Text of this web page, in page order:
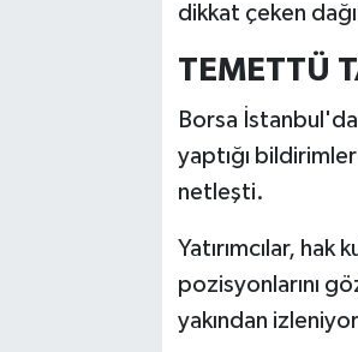
dikkat çeken
TEMETTÜ
Borsa
yaptığı
netleşti.
Yatırımcılar,
pozisyonlarını
yakından